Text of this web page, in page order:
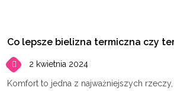
Co lepsze bielizna termiczna czy
2 kwietnia 2024
Komfort to jedna z najważniejszych